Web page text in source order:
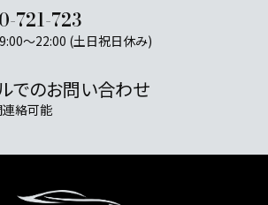
721-723
～22:00 (土日祝日休み)
でのお問い合わせ
絡可能